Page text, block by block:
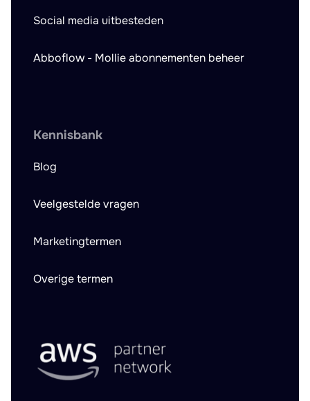
Social media uitbesteden
Abboflow - Mollie abonnementen beheer
Kennisbank
Blog
Veelgestelde vragen
Marketingtermen
Overige termen